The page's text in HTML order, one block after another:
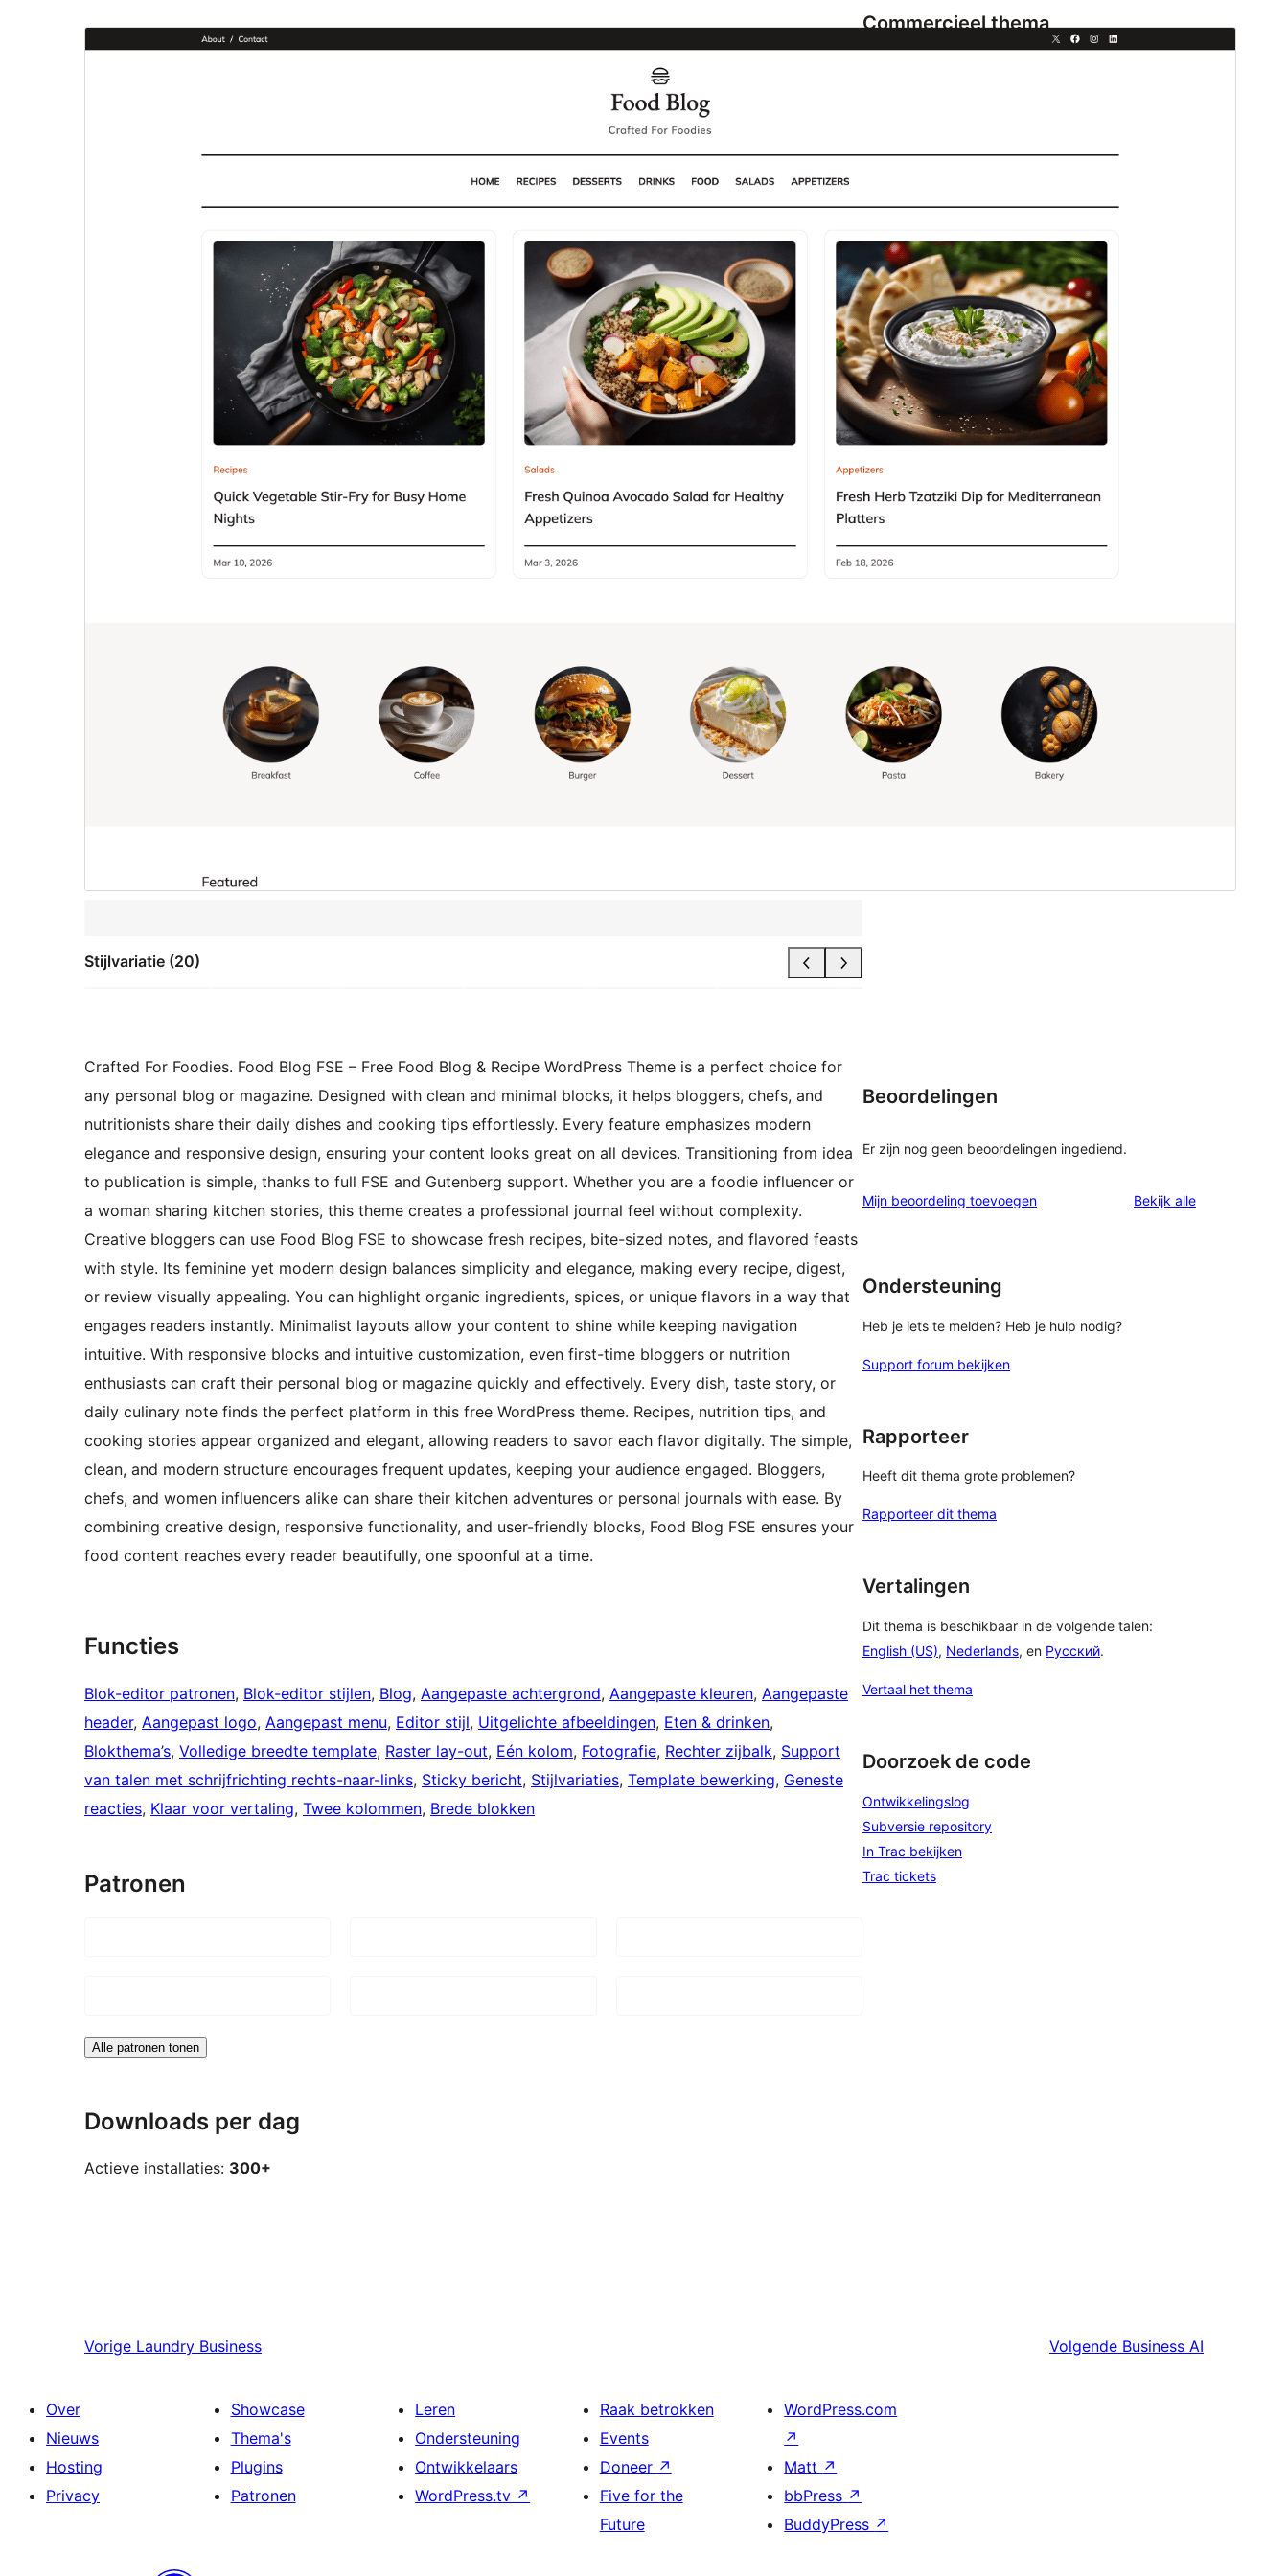
Stijlvariatie (20)
Commercieel thema
Dit thema is gratis, maar biedt extra betaalde
Versie
Laatst bijgewerkt
Actieve installaties
WordPress versie
PHP versie
Thema homepage
Crafted For Foodies. Food Blog FSE – Free Food Blog & Recipe WordPress Theme is a perfect choice for
any personal blog or magazine. Designed with clean and minimal blocks, it helps bloggers, chefs, and
nutritionists share their daily dishes and cooking tips effortlessly. Every feature emphasizes modern
elegance and responsive design, ensuring your content looks great on all devices. Transitioning from idea
to publication is simple, thanks to full FSE and Gutenberg support. Whether you are a foodie influencer or
a woman sharing kitchen stories, this theme creates a professional journal feel without complexity.
Creative bloggers can use Food Blog FSE to showcase fresh recipes, bite-sized notes, and flavored feasts
with style. Its feminine yet modern design balances simplicity and elegance, making every recipe, digest,
or review visually appealing. You can highlight organic ingredients, spices, or unique flavors in a way that
engages readers instantly. Minimalist layouts allow your content to shine while keeping navigation
intuitive. With responsive blocks and intuitive customization, even first-time bloggers or nutrition
enthusiasts can craft their personal blog or magazine quickly and effectively. Every dish, taste story, or
daily culinary note finds the perfect platform in this free WordPress theme. Recipes, nutrition tips, and
cooking stories appear organized and elegant, allowing readers to savor each flavor digitally. The simple,
clean, and modern structure encourages frequent updates, keeping your audience engaged. Bloggers,
chefs, and women influencers alike can share their kitchen adventures or personal journals with ease. By
combining creative design, responsive functionality, and user-friendly blocks, Food Blog FSE ensures your
food content reaches every reader beautifully, one spoonful at a time.
Functies
Blok-editor patronen, Blok-editor stijlen, Blog, Aangepaste achtergrond, Aangepaste kleuren, Aangepaste
header, Aangepast logo, Aangepast menu, Editor stijl, Uitgelichte afbeeldingen, Eten & drinken
Blokthema’s, Volledige breedte template, Raster lay-out, Eén kolom, Fotografie, Rechter zijbalk, Support
van talen met schrijfrichting rechts-naar-links, Sticky bericht, Stijlvariaties, Template bewerking, Geneste
reacties, Klaar voor vertaling, Twee kolommen, Brede blokken
Patronen
Alle patronen tonen
Downloads per dag
Actieve installaties: 300+
Beoordelingen
Er zijn nog geen beoordelingen ingediend.
Mijn beoordeling toevoegen Bekijk allebeoordelingen
Ondersteuning
Heb je iets te melden? Heb je hulp nodig?
Support forum bekijken
Rapporteer
Heeft dit thema grote problemen?
Rapporteer dit thema
Vertalingen
Dit thema is beschikbaar in de volgende talen:
English (US), Nederlands, en Русский.
Vertaal het thema
Doorzoek de code
Ontwikkelingslog
Subversie repository
In Trac bekijken
Trac tickets
Vorige Laundry Business Volgende Business AI
Over
Nieuws
Hosting
Privacy
Showcase
Thema's
Plugins
Patronen
Leren
Ondersteuning
Ontwikkelaars
WordPress.tv ↗
Raak betrokken
Events
Doneer ↗
Five for the
Future
WordPress.com
↗
Matt ↗
bbPress ↗
BuddyPress ↗